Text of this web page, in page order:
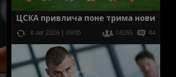
ЦСКА привлича поне трима нови
8 авг 2026 | 09:05 16265 44